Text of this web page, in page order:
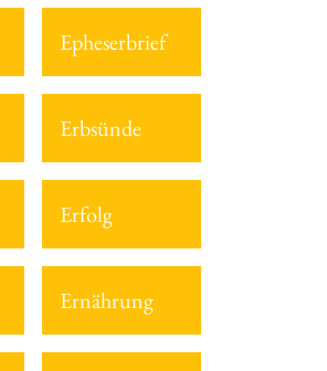
Epheserbrief
Erbsünde
Erfolg
Ernährung